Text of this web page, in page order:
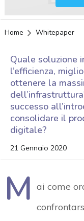
Home Whitepaper
Quale soluzione
l’efficienza,
ottenere la
successo
consolidare il
digitale?
21 Gennaio 2020
M ai come